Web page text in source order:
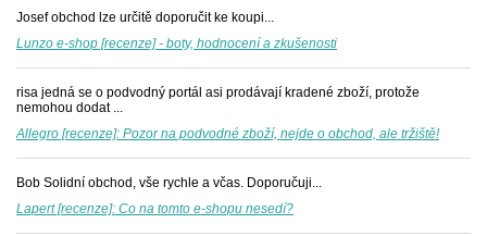
Josefobchod lze určitě doporučit ke koupi...
Lunzo e-shop [recenze] - boty, hodnocení a zkušenosti
risa jedná se o podvodný portál asi prodávají kradené zboží, protože
nemohou dodat ...
Allegro [recenze]: Pozor na podvodné zboží, nejde o obchod, ale tržiště!
Bob Solidní obchod, vše rychle a včas. Doporučuji...
Lapert [recenze]: Co na tomto e-shopu nesedí?